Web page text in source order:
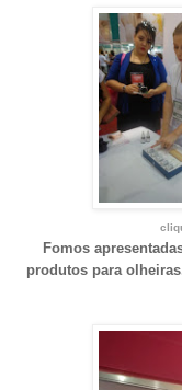
Fomos
produtos para